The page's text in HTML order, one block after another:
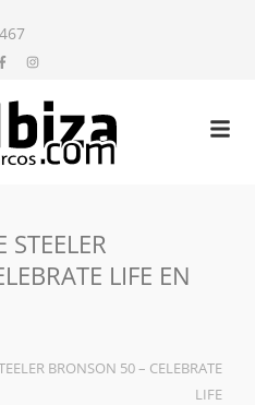
STEELER
LIFE EN
BRONSON 50 – CELEBRATE
LIFE